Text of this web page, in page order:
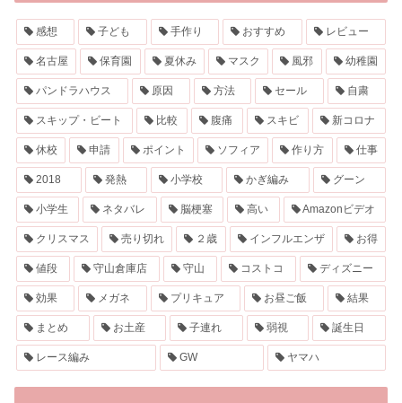
感想 子ども 手作り おすすめ レビュー
名古屋 保育園 夏休み マスク 風邪 幼稚園
パンドラハウス 原因 方法 セール 自粛
スキップ・ビート 比較 腹痛 スキビ 新コロナ
休校 申請 ポイント ソフィア 作り方 仕事
2018 発熱 小学校 かぎ編み グーン
小学生 ネタバレ 脳梗塞 高い Amazonビデオ
クリスマス 売り切れ ２歳 インフルエンザ お得
値段 守山倉庫店 守山 コストコ ディズニー
効果 メガネ プリキュア お昼ご飯 結果
まとめ お土産 子連れ 弱視 誕生日
レース編み GW ヤマハ